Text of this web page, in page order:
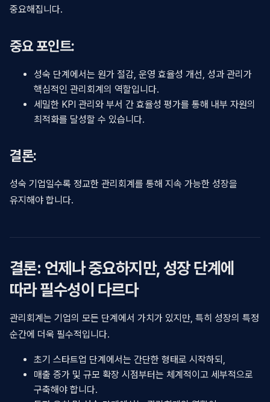
중요해집니다.
중요 포인트:
성숙 단계에서는 원가 절감, 운영 효율성 개선, 성과 관리가
핵심적인 관리회계의 역할입니다.
세밀한 KPI 관리와 부서 간 효율성 평가를 통해 내부 자원의
최적화를 달성할 수 있습니다.
결론:
성숙 기업일수록 정교한 관리회계를 통해 지속 가능한 성장을
유지해야 합니다.
결론: 언제나 중요하지만, 성장 단계에
따라 필수성이 다르다
관리회계는 기업의 모든 단계에서 가치가 있지만, 특히 성장의 특정
순간에 더욱 필수적입니다.
초기 스타트업 단계에서는 간단한 형태로 시작하되,
매출 증가 및 규모 확장 시점부터는 체계적이고 세부적으로
구축해야 합니다.